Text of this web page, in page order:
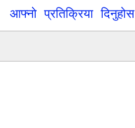
आफ्नो प्रतिक्रिया दिनुहोस